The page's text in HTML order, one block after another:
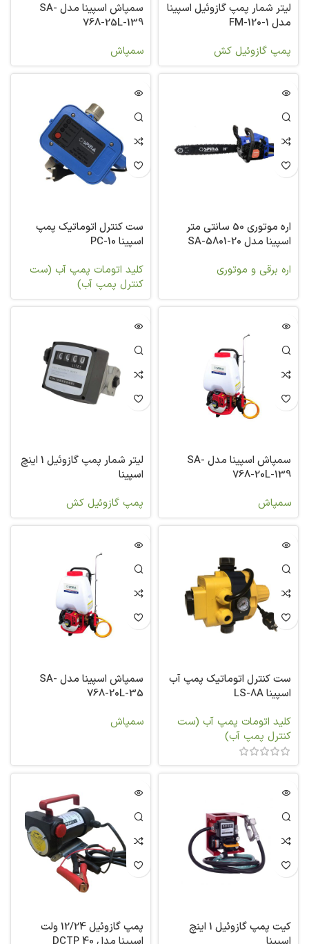
لیتر شمار پمپ گازوئیل اسپینا
مدل FM-120-1
پمپ گازوئیل کش
سمپاش اسپینا مدل SA-
768-25L-139
سمپاش
اره موتوری 50 سانتی متر
اسپینا مدل SA-5801-20
اره برقی و موتوری
ست کنترل اتوماتیک پمپ
اسپینا PC-10
کلید اتومات پمپ آب (ست
کنترل پمپ آب)
سمپاش اسپینا مدل SA-
768-20L-139
سمپاش
لیتر شمار پمپ گازوئیل 1 اینچ
اسپینا
پمپ گازوئیل کش
ست کنترل اتوماتیک پمپ آب
اسپینا LS-8A
کلید اتومات پمپ آب (ست
کنترل پمپ آب)
سمپاش اسپینا مدل SA-
768-20L-35
سمپاش
کیت پمپ گازوئیل 1 اینچ
پمپ گازوئیل 12/24 ولت